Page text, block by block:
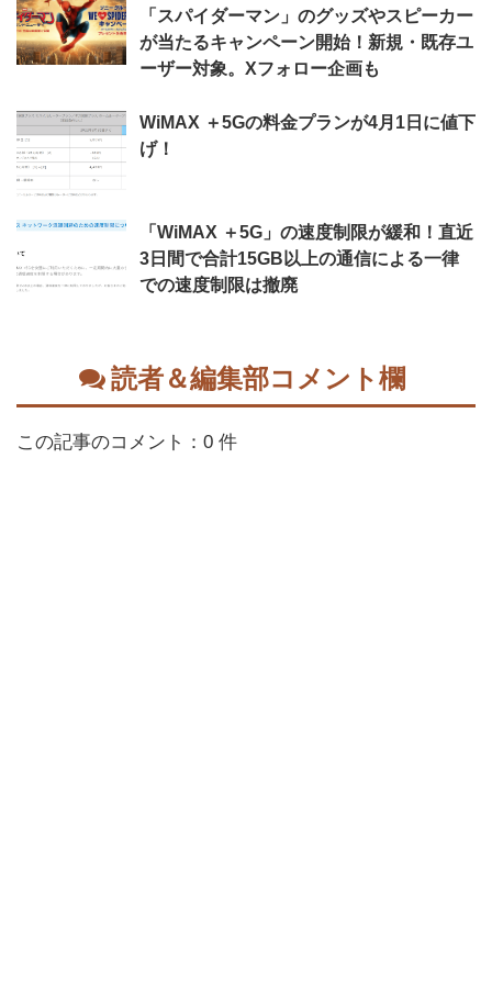
「スパイダーマン」のグッズやスピーカー
が当たるキャンペーン開始！新規・既存ユ
ーザー対象。Xフォロー企画も
WiMAX ＋5Gの料金プランが4月1日に値下
げ！
「WiMAX ＋5G」の速度制限が緩和！直近
3日間で合計15GB以上の通信による一律
での速度制限は撤廃
読者＆編集部コメント欄
この記事のコメント：0 件